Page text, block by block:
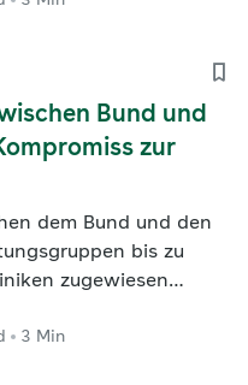
Bund und
zur
dem Bund und den
bis zu
zugewiesen
Allerdings
3 Min